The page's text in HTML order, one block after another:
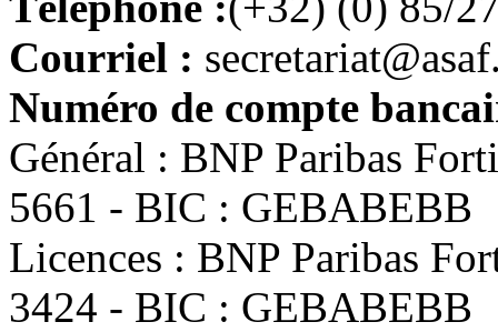
Courriel :
Numéro de compte
Général : BNP Paribas
5661 - BIC : GEBABEBB
Licences : BNP Paribas
3424 - BIC : GEBABEBB